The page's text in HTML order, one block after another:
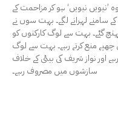
نیویں‘ ہو کر مزاحمت کے
دور میں مفاہمت کا پرچم گیٹ نمبر 4 کے سامنے لہرانے لگے۔ بہت سوں نے
گئے۔ بہت سے لوگ کارکنوں کو
منع کرتے رہے۔ بہت سے لوگ
اور نواز شریف کی بیٹی کے خلاف
سازشوں میں مصروف رہے۔